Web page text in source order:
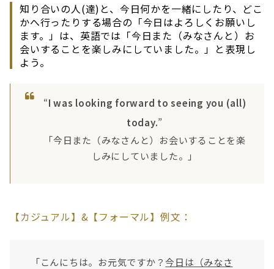
知り合いの人(達)と、今日何かを一緒にしたり、どこ
かへ行ったりする場合の「今日はよろしくお願いし
ます。」は、英語では「今日また（みなさんと）お
会いすることを楽しみにしていました。」と表現し
よう。
“I was looking forward to seeing you (all)
today.”
「今日また（みなさんと）お会いすることを楽
しみにしていました。」
【カジュアル】&【フォーマル】例文：
「こんにちは。お元気ですか？今日は（みなさ